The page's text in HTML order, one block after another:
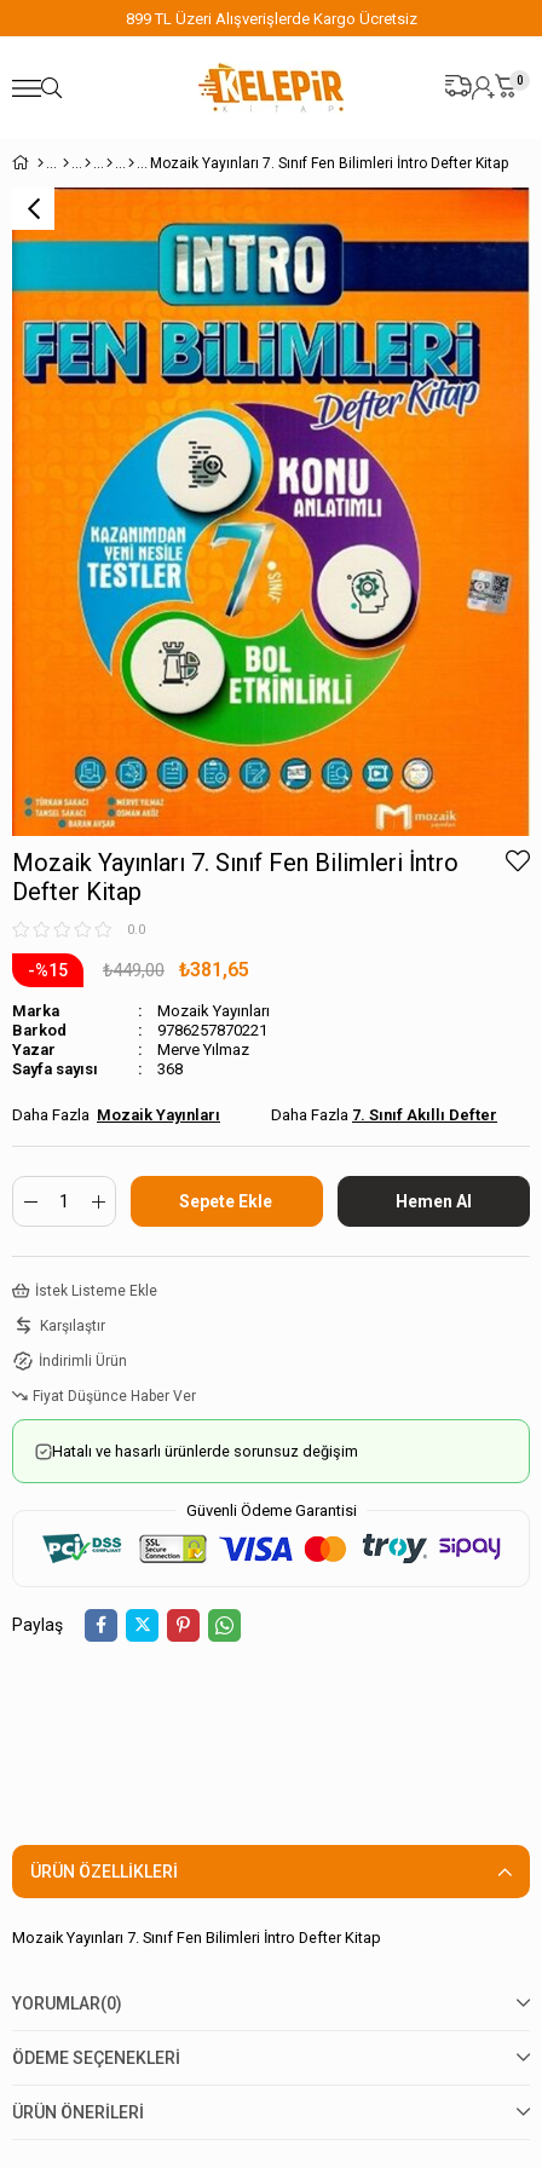
899 TL Üzeri Alışverişlerde Kargo Ücretsiz
0
Mozaik Yayınları 7. Sınıf Fen Bilimleri İntro Defter Kitap
Mozaik Yayınları 7. Sınıf Fen Bilimleri İntro
Defter Kitap
0.0
15 ₺449,00 ₺381,65
Marka
Mozaik Yayınları
Barkod
9786257870221
Merve Yılmaz
Sayfa sayısı
368
Mozaik Yayınları 7. Sınıf Akıllı Defter
İstek Listeme Ekle
Karşılaştır
İndirimli Ürün
Fiyat Düşünce Haber Ver
Hatalı ve hasarlı ürünlerde sorunsuz değişim
Güvenli Ödeme Garantisi
Paylaş
ÜRÜN ÖZELLIKLERI
Mozaik Yayınları 7. Sınıf Fen Bilimleri İntro Defter Kitap
YORUMLAR(0)
ÖDEME SEÇENEKLERI
ÜRÜN ÖNERILERI